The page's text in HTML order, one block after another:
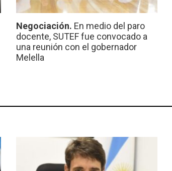
Negociación. En medio del paro
docente, SUTEF fue convocado a
una reunión con el gobernador
Melella